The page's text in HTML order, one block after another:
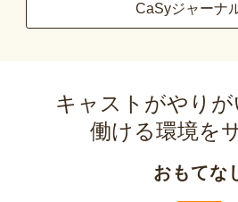
CaSyジャーナ
キャストがやり
働ける環境を
おもてな